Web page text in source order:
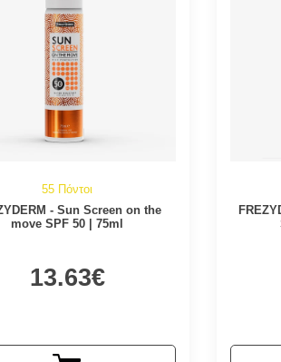
55 Πόντοι
- Sun Screen on the
move SPF 50 | 75ml
13.63€